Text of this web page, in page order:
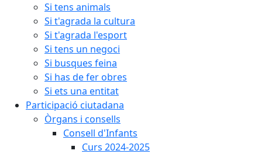
Si tens animals
Si t'agrada la cultura
Si t'agrada l'esport
Si tens un negoci
Si busques feina
Si has de fer obres
Si ets una entitat
Participació ciutadana
Òrgans i consells
Consell d'Infants
Curs 2024-2025